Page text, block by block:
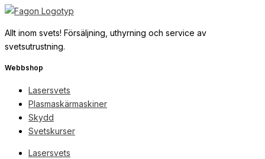
Allt inom svets! Försäljning, uthyrning och service av
svetsutrustning.
Webbshop
Lasersvets
Plasmaskärmaskiner
Skydd
Svetskurser
Lasersvets